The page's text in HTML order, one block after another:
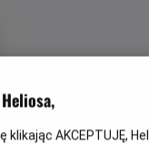
Poranki: Bob
cz. 2
AKCEPTUJĘ,